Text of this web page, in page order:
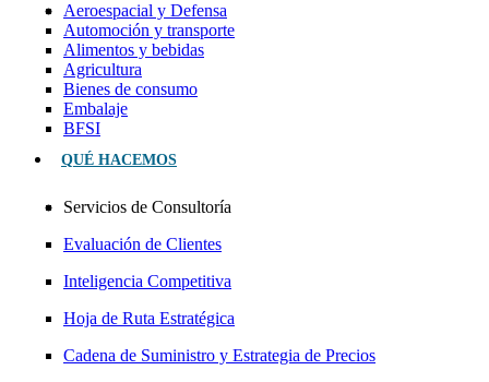
Aeroespacial y Defensa
Automoción y transporte
Alimentos y bebidas
Agricultura
Bienes de consumo
Embalaje
BFSI
QUÉ HACEMOS
Servicios de Consultoría
Evaluación de Clientes
Inteligencia Competitiva
Hoja de Ruta Estratégica
Cadena de Suministro y Estrategia de Precios